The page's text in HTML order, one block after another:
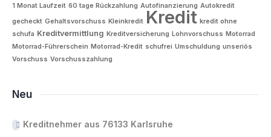
1 Monat Laufzeit 60 tage Rückzahlung Autofinanzierung Autokredit
gecheckt Gehaltsvorschuss Kleinkredit Kredit kredit ohne
schufa Kreditvermittlung Kreditversicherung Lohnvorschuss Motorrad
Motorrad-Führerschein Motorrad-Kredit schufrei Umschuldung unseriös
Vorschuss Vorschusszahlung
Neu
Kreditnehmer aus 76133 Karlsruhe